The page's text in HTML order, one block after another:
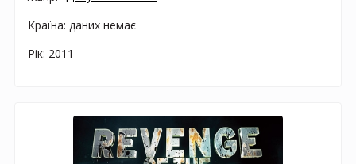
Країна: даних немає
Рік: 2011